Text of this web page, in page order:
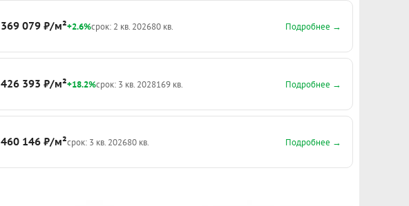
369 079 ₽/м²+2.6%срок: 2 кв. 202680 кв. Подробнее →
426 393 ₽/м²+18.2%срок: 3 кв. 2028169 кв. Подробнее →
460 146 ₽/м²срок: 3 кв. 202680 кв. Подробнее →